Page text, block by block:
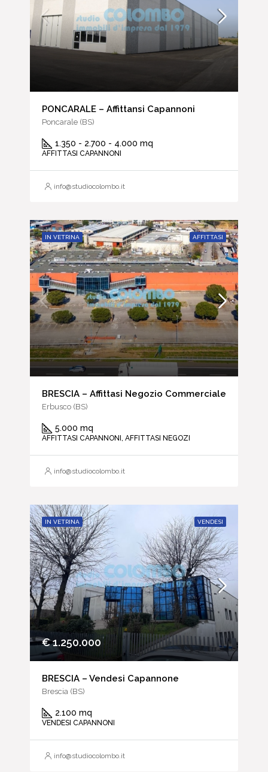
PONCARALE – Affittansi Capannoni
Poncarale (BS)
1.350 - 2.700 - 4.000 mq
AFFITTASI CAPANNONI
info@studiocolombo.it
IN VETRINA AFFITTASI
BRESCIA – Affittasi Negozio Commerciale
Erbusco (BS)
5.000 mq
AFFITTASI CAPANNONI, AFFITTASI NEGOZI
info@studiocolombo.it
IN VETRINA VENDESI
€ 1.250.000
BRESCIA – Vendesi Capannone
Brescia (BS)
2.100 mq
VENDESI CAPANNONI
info@studiocolombo.it